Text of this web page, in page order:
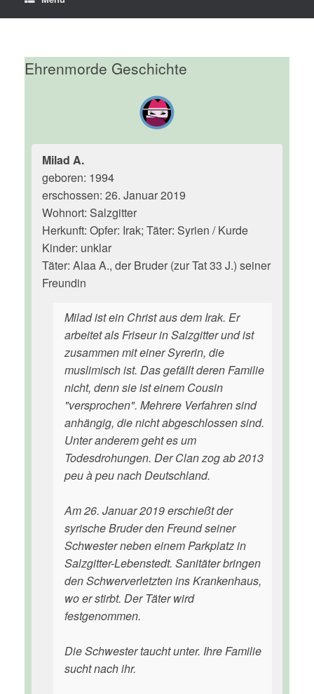
Ehrenmorde Geschichte
Milad A.
geboren: 1994
erschossen: 26. Januar 2019
Wohnort: Salzgitter
Herkunft: Opfer: Irak; Täter: Syrien / Kurde
Kinder: unklar
Täter: Alaa A., der Bruder (zur Tat 33 J.) seiner
Freundin
Milad ist ein Christ aus dem Irak. Er
arbeitet als Friseur in Salzgitter und ist
zusammen mit einer Syrerin, die
muslimisch ist. Das gefällt deren Familie
nicht, denn sie ist einem Cousin
"versprochen". Mehrere Verfahren sind
anhängig, die nicht abgeschlossen sind.
Unter anderem geht es um
Todesdrohungen. Der Clan zog ab 2013
peu à peu nach Deutschland.
Am 26. Januar 2019 erschießt der
syrische Bruder den Freund seiner
Schwester neben einem Parkplatz in
Salzgitter-Lebenstedt. Sanitäter bringen
den Schwerverletzten ins Krankenhaus,
wo er stirbt. Der Täter wird
festgenommen.
Die Schwester taucht unter. Ihre Familie
sucht nach ihr.